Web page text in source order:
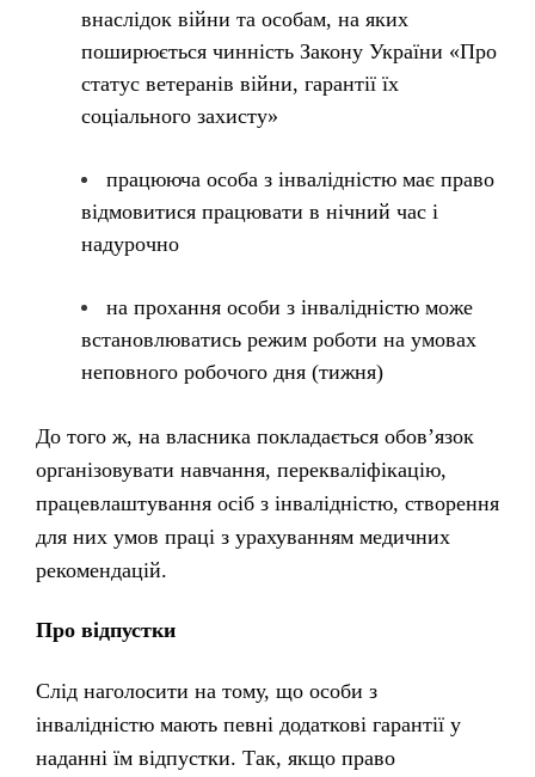
внаслідок війни та особам, на яких
поширюється чинність Закону України «Про
статус ветеранів війни, гарантії їх
соціального захисту»
працююча особа з інвалідністю має право
відмовитися працювати в нічний час і
надурочно
на прохання особи з інвалідністю може
встановлюватись режим роботи на умовах
неповного робочого дня (тижня)
До того ж, на власника покладається обов’язок
організовувати навчання, перекваліфікацію,
працевлаштування осіб з інвалідністю, створення
для них умов праці з урахуванням медичних
рекомендацій.
Про відпустки
Слід наголосити на тому, що особи з
інвалідністю мають певні додаткові гарантії у
наданні їм відпустки. Так, якщо право